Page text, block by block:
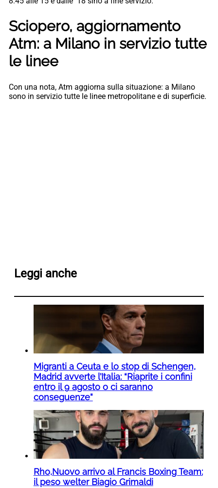
Sciopero, aggiornamento
Atm: a Milano in servizio tutte
le linee
Con una nota, Atm aggiorna sulla situazione: a Milano
sono in servizio tutte le linee metropolitane e di superficie.
Leggi anche
Migranti a Ceuta e lo stop di Schengen,
Madrid avverte l’Italia: “Riaprite i confini
entro il 9 agosto o ci saranno
conseguenze”
Rho,Nuovo arrivo al Francis Boxing Team:
il peso welter Biagio Grimaldi